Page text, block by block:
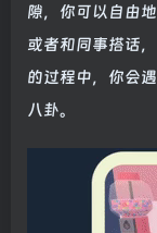
隙，你可以自由
或者和同事搭话
的过程中，你会
八卦。